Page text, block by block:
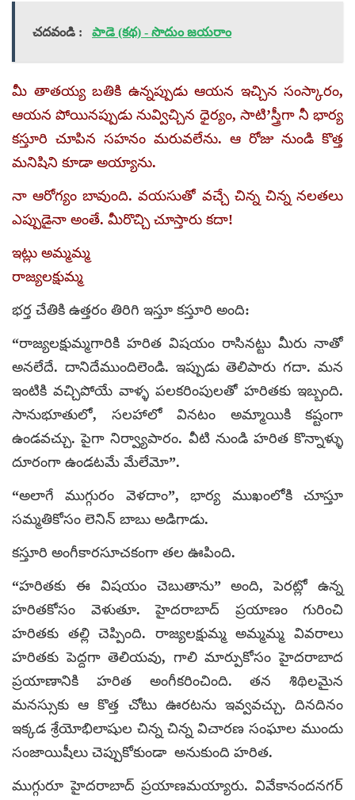
చదవండి : పాడె (కథ) - సొదుం జయరాం
మీ తాతయ్య బతికి ఉన్నప్పుడు ఆయన ఇచ్చిన సంస్కారం,
ఆయన పోయినప్పుడు నువ్విచ్చిన ధైర్యం, సాటి’స్త్రీగా నీ భార్య
కస్తూరి చూపిన సహనం మరువలేను. ఆ రోజు నుండి కొత్త
మనిషిని కూడా అయ్యాను.
నా ఆరోగ్యం బావుంది. వయసుతో వచ్చే చిన్న చిన్న నలతలు
ఎప్పుడైనా అంతే. మీరొచ్చి చూస్తారు కదా!
ఇట్లు అమ్మమ్మ
రాజ్యలక్షుమ్మ
భర్త చేతికి ఉత్తరం తిరిగి ఇస్తూ కస్తూరి అంది:
“రాజ్యలక్షుమ్మగారికి హరిత విషయం రాసినట్టు మీరు నాతో
అనలేదే. దానిదేముందిలెండి. ఇప్పుడు తెలిపారు గదా. మన
ఇంటికి వచ్చిపోయే వాళ్ళ పలకరింపులతో హరితకు ఇబ్బంది.
సానుభూతులో, సలహాలో వినటం అమ్మాయికి కష్టంగా
ఉండవచ్చు. పైగా నిర్వ్యాపారం. వీటి నుండి హరిత కొన్నాళ్ళు
దూరంగా ఉండటమే మేలేమో”.
“అలాగే ముగ్గురం వెళదాం”, భార్య ముఖంలోకి చూస్తూ
సమ్మతికోసం లెనిన్‌ బాబు అడిగాడు.
కస్తూరి అంగీకారసూచకంగా తల ఊపింది.
“హరితకు ఈ విషయం చెబుతాను” అంది, పెరట్లో ఉన్న
హరితకోసం వెళుతూ. హైదరాబాద్‌ ప్రయాణం గురించి
హరితకు తల్లి చెప్పింది. రాజ్యలక్షుమ్మ అమ్మమ్మ వివరాలు
హరితకు పెద్దగా తెలియవు, గాలి మార్పుకోసం హైదరాబాద
ప్రయాణానికి హరిత అంగీకరించింది. తన శిథిలమైన
మనస్సుకు ఆ కొత్త చోటు ఊరటను ఇవ్వవచ్చు. దినదినం
ఇక్కడ శ్రేయోభిలాషుల చిన్న చిన్న విచారణ సంఘాల ముందు
సంజాయిషీలు చెప్పుకోకుండా అనుకుంది హరిత.
ముగ్గురూ హైదరాబాద్‌ ప్రయాణమయ్యారు. వివేకానందనగర్‌